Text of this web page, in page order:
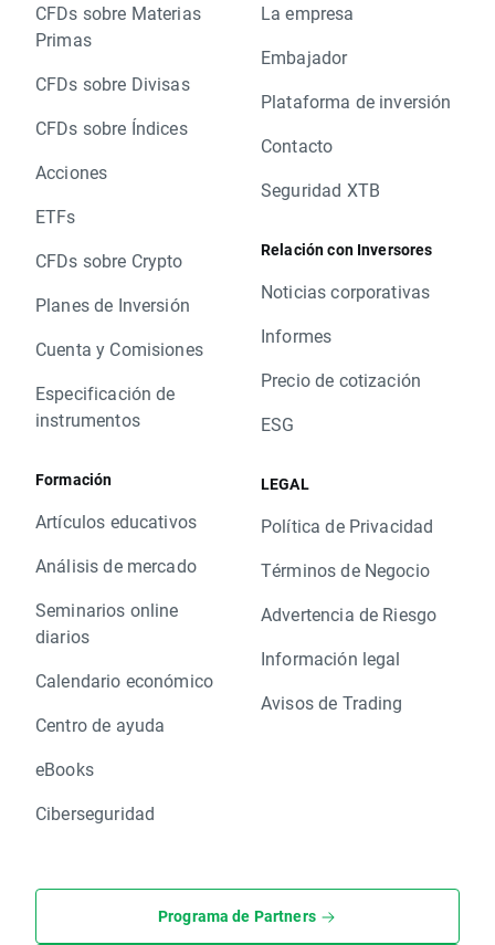
CFDs sobre Materias
Primas
CFDs sobre Divisas
CFDs sobre Índices
Acciones
ETFs
CFDs sobre Crypto
Planes de Inversión
Cuenta y Comisiones
Especificación de
instrumentos
Formación
Artículos educativos
Análisis de mercado
Seminarios online
diarios
Calendario económico
Centro de ayuda
eBooks
Ciberseguridad
La empresa
Embajador
Plataforma de inversión
Contacto
Seguridad XTB
Relación con Inversores
Noticias corporativas
Informes
Precio de cotización
ESG
LEGAL
Política de Privacidad
Términos de Negocio
Advertencia de Riesgo
Información legal
Avisos de Trading
Programa de Partners